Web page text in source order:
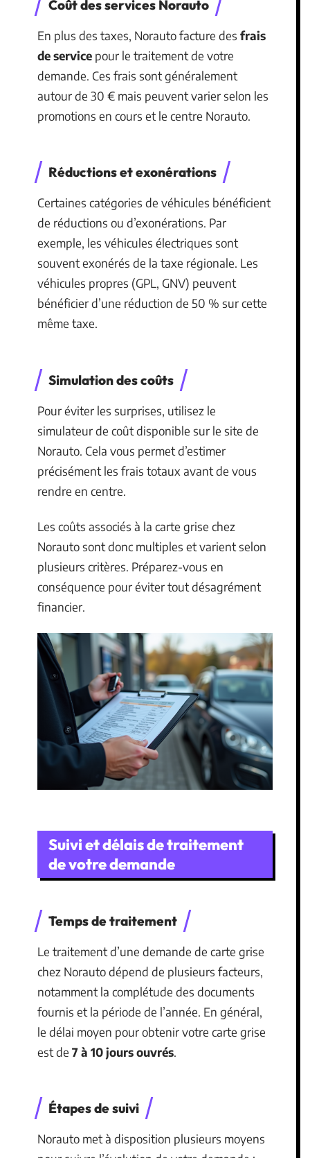
Coût des services Norauto
En plus des taxes, Norauto facture des frais
de service pour le traitement de votre
demande. Ces frais sont généralement
autour de 30 € mais peuvent varier selon les
promotions en cours et le centre Norauto.
Réductions et exonérations
Certaines catégories de véhicules bénéficient
de réductions ou d’exonérations. Par
exemple, les véhicules électriques sont
souvent exonérés de la taxe régionale. Les
véhicules propres (GPL, GNV) peuvent
bénéficier d’une réduction de 50 % sur cette
même taxe.
Simulation des coûts
Pour éviter les surprises, utilisez le
simulateur de coût disponible sur le site de
Norauto. Cela vous permet d’estimer
précisément les frais totaux avant de vous
rendre en centre.
Les coûts associés à la carte grise chez
Norauto sont donc multiples et varient selon
plusieurs critères. Préparez-vous en
conséquence pour éviter tout désagrément
financier.
Suivi et délais de traitement
de votre demande
Temps de traitement
Le traitement d’une demande de carte grise
chez Norauto dépend de plusieurs facteurs,
notamment la complétude des documents
fournis et la période de l’année. En général,
le délai moyen pour obtenir votre carte grise
est de 7 à 10 jours ouvrés.
Étapes de suivi
Norauto met à disposition plusieurs moyens